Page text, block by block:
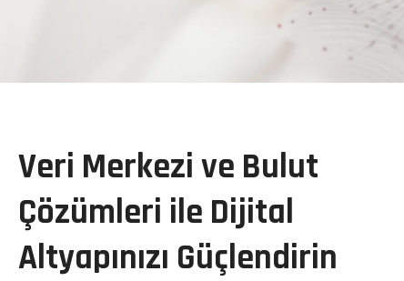
Veri Merkezi ve Bulut
Çözümleri ile Dijital
Altyapınızı Güçlendirin